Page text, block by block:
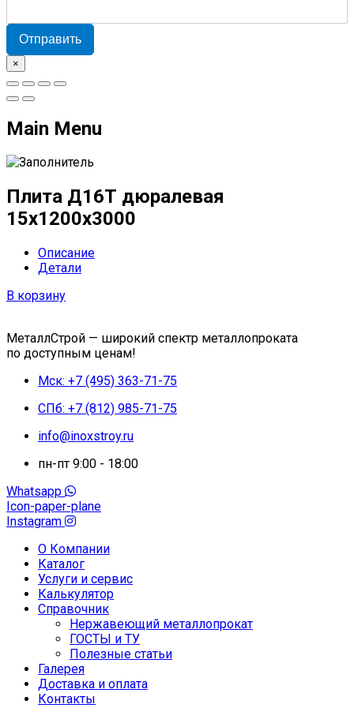
Отправить
×
Main Menu
Плита Д16Т дюралевая
15x1200x3000
Описание
Детали
В корзину
МеталлСтрой — широкий спектр металлопроката
по доступным ценам!
Мск: +7 (495) 363-71-75
СПб: +7 (812) 985-71-75
info@inoxstroy.ru
пн-пт 9:00 - 18:00
Whatsapp
Icon-paper-plane
Instagram
О Компании
Каталог
Услуги и сервис
Калькулятор
Справочник
Нержавеющий металлопрокат
ГОСТЫ и ТУ
Полезные статьи
Галерея
Доставка и оплата
Контакты